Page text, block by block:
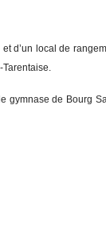
d’un local de
gymnase de Bourg